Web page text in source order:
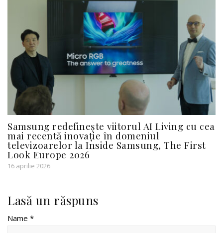
Samsung redefinește viitorul AI Living cu cea
mai recentă inovație în domeniul
televizoarelor la Inside Samsung, The First
Look Europe 2026
16 aprilie 2026
Lasă un răspuns
Name *